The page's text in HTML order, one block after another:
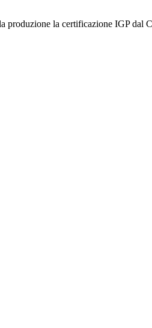
la certificazione IGP dal